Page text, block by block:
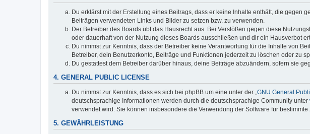
Du erklärst mit der Erstellung eines Beitrags, dass er keine Inhalte enthält, die gegen
Beiträgen verwendeten Links und Bilder zu setzen bzw. zu verwenden.
Der Betreiber des Boards übt das Hausrecht aus. Bei Verstößen gegen diese
oder dauerhaft von der Nutzung dieses Boards ausschließen und dir ein Hausverbot
Du nimmst zur Kenntnis, dass der Betreiber keine Verantwortung für die Inhalte von
Betreiber, dein Benutzerkonto, Beiträge und Funktionen jederzeit zu löschen oder zu
Du gestattest dem Betreiber darüber hinaus, deine Beiträge abzuändern, sofern sie
4. GENERAL PUBLIC LICENSE
Du nimmst zur Kenntnis, dass es sich bei phpBB um eine unter der „GNU General
deutschsprachige Informationen werden durch die deutschsprachige Community unter
verwendet wird. Sie können insbesondere die Verwendung der Software für
5. GEWÄHRLEISTUNG